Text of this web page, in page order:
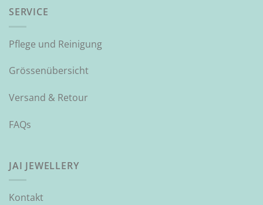
SERVICE
Pflege und Reinigung
Grössenübersicht
Versand & Retour
FAQs
JAI JEWELLERY
Kontakt